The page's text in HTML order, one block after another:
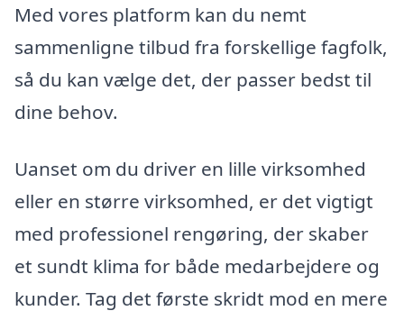
Med vores platform kan du nemt
sammenligne tilbud fra forskellige fagfolk,
så du kan vælge det, der passer bedst til
dine behov.
Uanset om du driver en lille virksomhed
eller en større virksomhed, er det vigtigt
med professionel rengøring, der skaber
et sundt klima for både medarbejdere og
kunder. Tag det første skridt mod en mere